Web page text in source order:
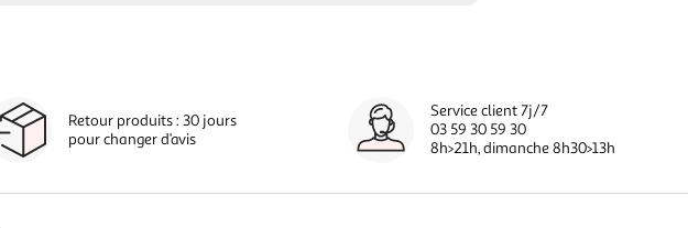
Retour produits : 30 jours
pour changer d’avis
Service client 7j/7
03 59 30 59 30
8h>21h, dimanche 8h30>13h